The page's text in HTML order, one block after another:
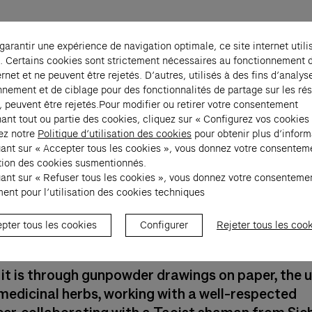
20 avril 2000 © Cai Guo-Qiang Photo © Marie Clérin
pour l'art
and monumental, the work of Cai
religious, philosophical, and age-old
is through gunpowder drawings on paper, the
herbs, working with a well-respected
une expérience de navigation optimale, ce site internet
Certains cookies sont strictement nécessaires au fonctionnement
et ne peuvent être rejetés. D’autres, utilisés à des fins
et de ciblage pour des fonctionnalités de partage sur les
peuvent être rejetés.Pour modifier ou retirer votre consentement
tout ou partie des cookies, cliquez sur « Configurez vos cookies
notre Politique d’utilisation des cookies pour obtenir plus
sur « Accepter tous les cookies », vous donnez votre
des cookies susmentionnés.
sur « Refuser tous les cookies », vous donnez votre
pour l’utilisation des cookies techniques
tous les cookies Configurer Rejeter tous les